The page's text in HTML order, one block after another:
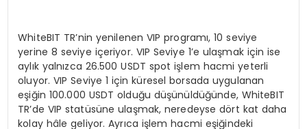
WhiteBIT TR’nin yenilenen VIP programı, 10 seviye
yerine 8 seviye içeriyor. VIP Seviye 1’e ulaşmak için ise
aylık yalnızca 26.500 USDT spot işlem hacmi yeterli
oluyor. VIP Seviye 1 için küresel borsada uygulanan
eşiğin 100.000 USDT olduğu düşünüldüğünde, WhiteBIT
TR’de VIP statüsüne ulaşmak, neredeyse dört kat daha
kolay hâle geliyor. Ayrıca işlem hacmi eşiğindeki